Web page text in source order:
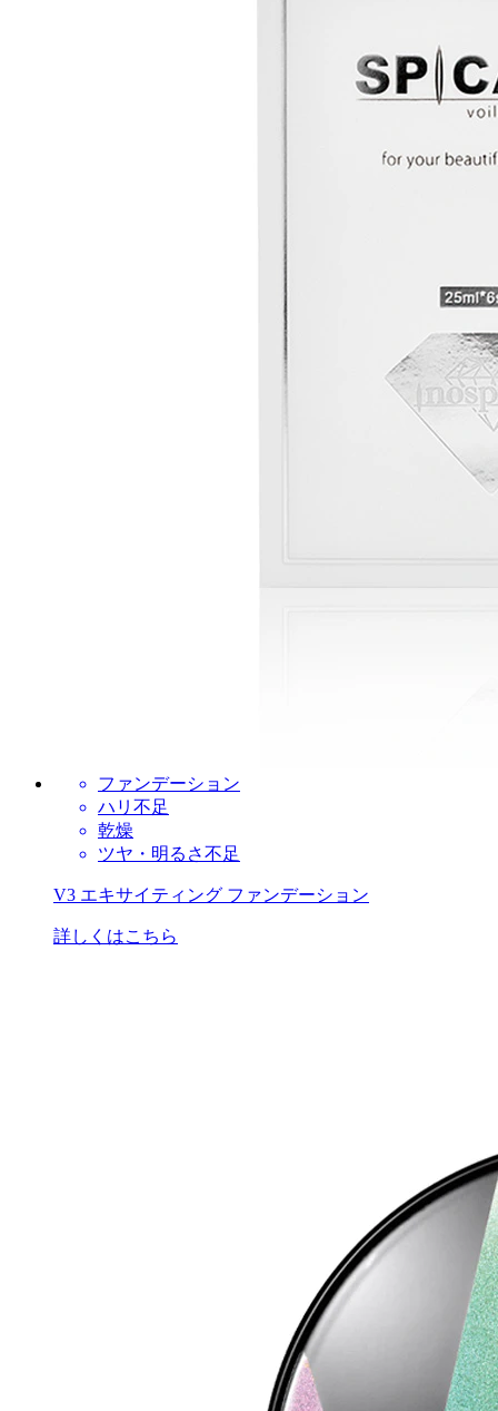
ファンデーション
ハリ不足
乾燥
ツヤ・明るさ不足
V3 エキサイティング ファンデーション
詳しくはこちら